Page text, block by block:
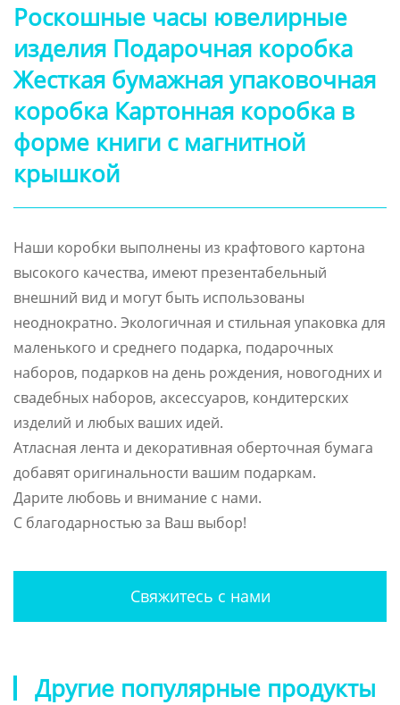
Роскошные часы ювелирные
изделия Подарочная коробка
Жесткая бумажная упаковочная
коробка Картонная коробка в
форме книги с магнитной
крышкой
Наши коробки выполнены из крафтового картона
высокого качества, имеют презентабельный
внешний вид и могут быть использованы
неоднократно. Экологичная и стильная упаковка для
маленького и среднего подарка, подарочных
наборов, подарков на день рождения, новогодних и
свадебных наборов, аксессуаров, кондитерских
изделий и любых ваших идей.
Атласная лента и декоративная оберточная бумага
добавят оригинальности вашим подаркам.
Дарите любовь и внимание с нами.
С благодарностью за Ваш выбор!
Свяжитесь с нами
Другие популярные продукты